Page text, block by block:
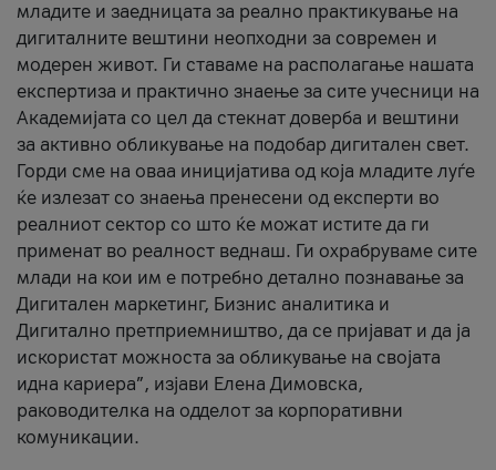
младите и заедницата за реално практикување на
дигиталните вештини неопходни за современ и
модерен живот. Ги ставаме на располагање нашата
експертиза и практично знаење за сите учесници на
Академијата со цел да стекнат доверба и вештини
за активно обликување на подобар дигитален свет.
Горди сме на оваа иницијатива од која младите луѓе
ќе излезат со знаења пренесени од експерти во
реалниот сектор со што ќе можат истите да ги
применат во реалност веднаш. Ги охрабруваме сите
млади на кои им е потребно детално познавање за
Дигитален маркетинг, Бизнис аналитика и
Дигитално претприемништво, да се пријават и да ја
искористат можноста за обликување на својата
идна кариера”, изјави Елена Димовска,
раководителка на одделот за корпоративни
комуникации.